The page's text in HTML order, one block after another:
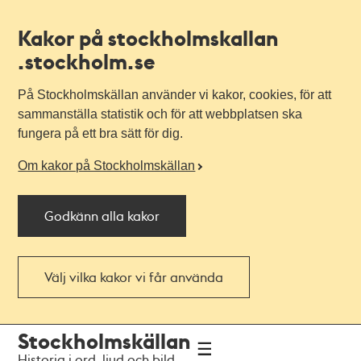
Kakor på stockholmskallan
.stockholm.se
På Stockholmskällan använder vi kakor, cookies, för att
sammanställa statistik och för att webbplatsen ska
fungera på ett bra sätt för dig.
Om kakor på Stockholmskällan
Godkänn alla kakor
Välj vilka kakor vi får använda
navigationen
huvudinnehållet
Stockholmskällan